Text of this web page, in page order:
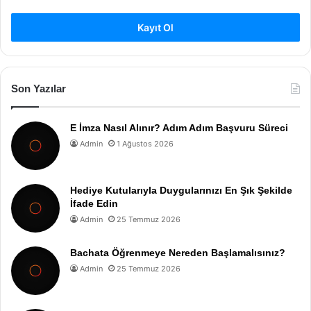
Kayıt Ol
Son Yazılar
E İmza Nasıl Alınır? Adım Adım Başvuru Süreci
Admin 1 Ağustos 2026
Hediye Kutularıyla Duygularınızı En Şık Şekilde
İfade Edin
Admin 25 Temmuz 2026
Bachata Öğrenmeye Nereden Başlamalısınız?
Admin 25 Temmuz 2026